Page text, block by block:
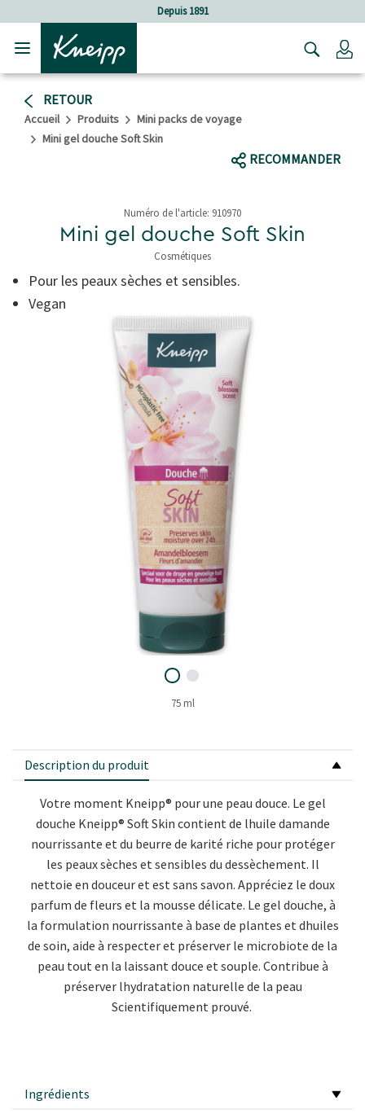
Sauter au contenu du pied de page
Depuis 1891
RETOUR
Accueil Produits
Mini packs de voyage
Mini gel douche Soft Skin
RECOMMANDER
Numéro de l'article: 910970
Mini gel douche Soft Skin
Cosmétiques
5 de 5 étoiles
Pour les peaux sèches et sensibles.
Vegan
75 ml
Description du produit
Votre moment Kneipp® pour une peau douce. Le gel
douche Kneipp® Soft Skin contient de lhuile damande
nourrissante et du beurre de karité riche pour protéger
les peaux sèches et sensibles du dessèchement. Il
nettoie en douceur et est sans savon. Appréciez le doux
parfum de fleurs et la mousse délicate. Le gel douche, à
la formulation nourrissante à base de plantes et dhuiles
de soin, aide à respecter et préserver le microbiote de la
peau tout en la laissant douce et souple. Contribue à
préserver lhydratation naturelle de la peau
Scientifiquement prouvé.
Ingrédients